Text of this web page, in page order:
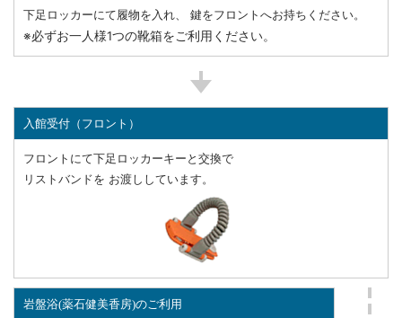
下足ロッカーにて履物を入れ、 鍵をフロントへお持ちください。
※必ずお一人様1つの靴箱をご利用ください。
入館受付（フロント）
フロントにて下足ロッカーキーと交換で
リストバンドを お渡ししています。
岩盤浴(薬石健美香房)のご利用